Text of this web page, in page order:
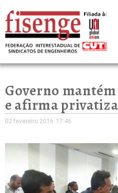
Governo
e afirma
02 fevereiro 2016 17:46